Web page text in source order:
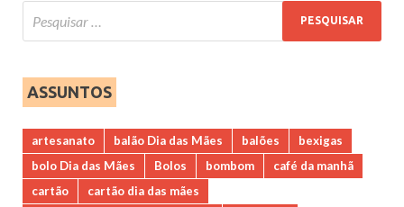
ASSUNTOS
artesanato balão Dia das Mães balões
bexigas
bolo Dia das Mães
Bolos bombom
café da manhã
cartão
cartão dia das mães